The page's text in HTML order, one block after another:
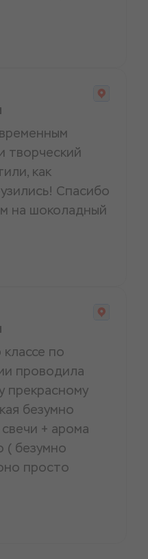
творческий
как
Спасибо
на шоколадный
по
проводила
прекрасному
безумно
+ арома
( безумно
просто